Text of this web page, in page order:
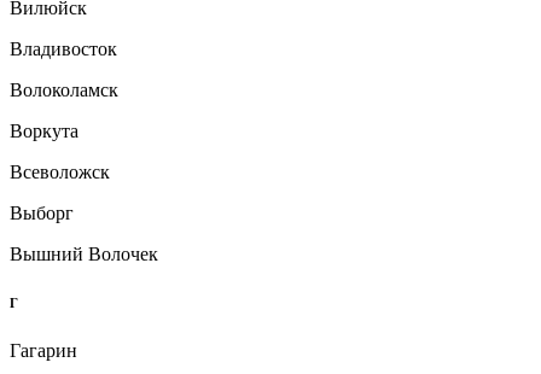
Вилюйск
Владивосток
Волоколамск
Воркута
Всеволожск
Выборг
Вышний Волочек
Г
Гагарин